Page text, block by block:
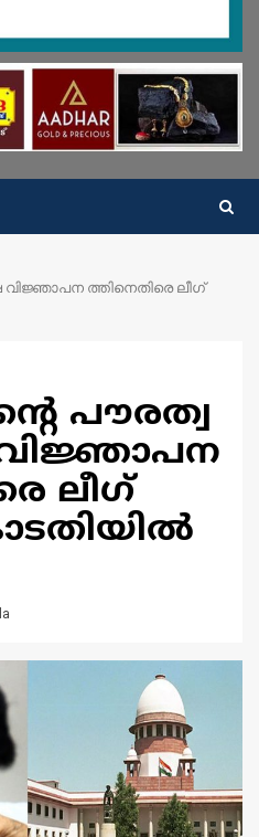
ത്തിനെതിരെ ലീഗ്
പൗരത്വ
ലീഗ്